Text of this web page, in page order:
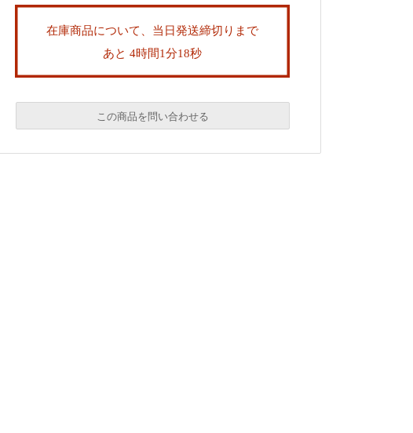
在庫商品について、当日発送締切りまで
あと 4時間1分17秒
この商品を問い合わせる